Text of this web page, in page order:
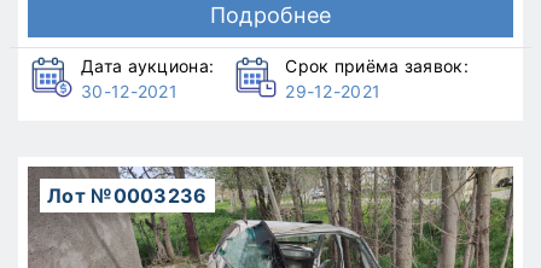
Подробнее
Дата аукциона:
30-12-2021
Срок приёма заявок:
29-12-2021
Лот №0003236